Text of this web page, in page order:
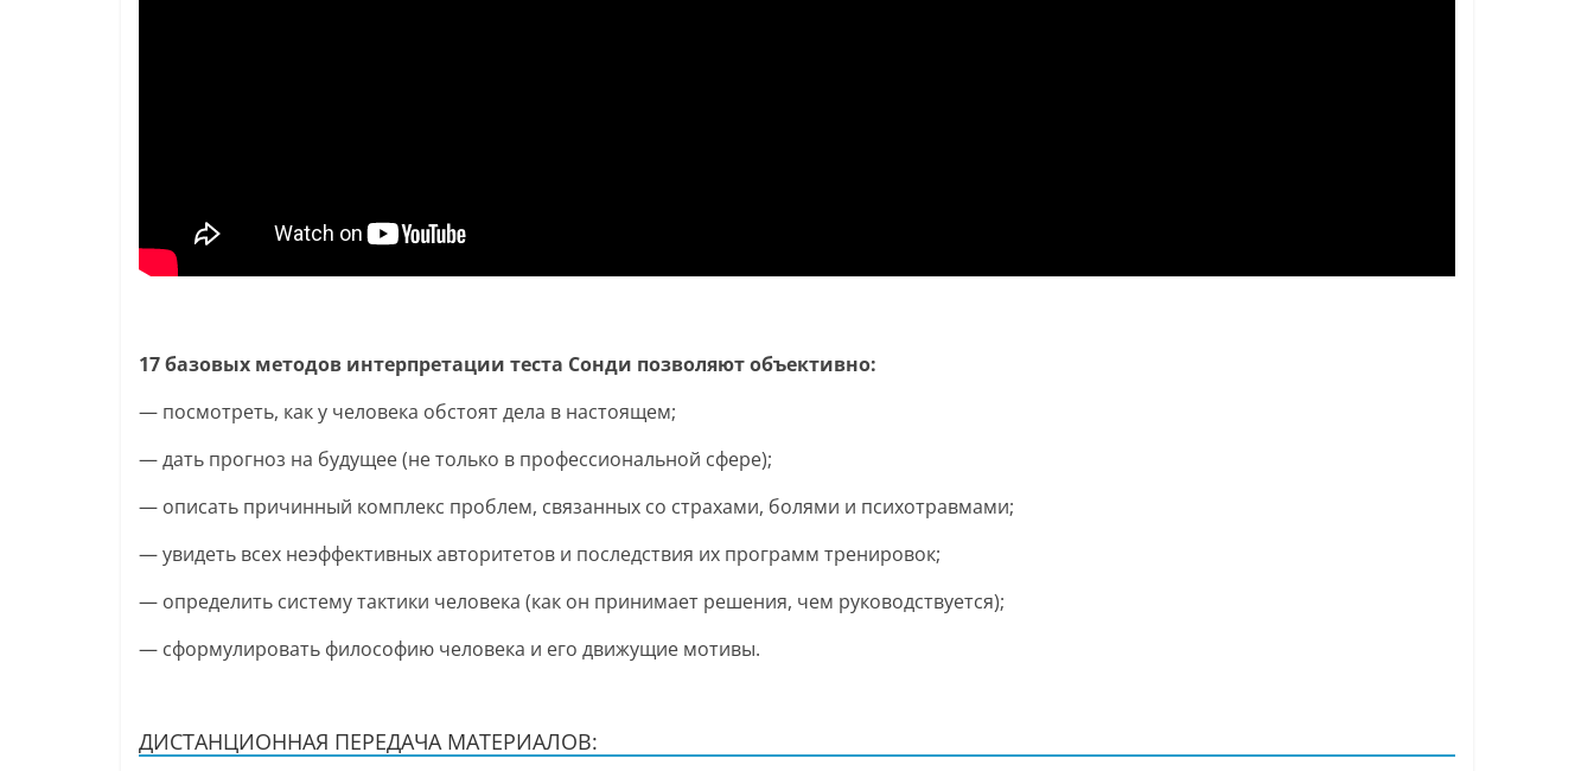
17 базовых методов интерпретации теста Сонди позволяют объективно:
— посмотреть, как у человека обстоят дела в настоящем;
— дать прогноз на будущее (не только в профессиональной сфере);
— описать причинный комплекс проблем, связанных со страхами, болями и психотравмами;
— увидеть всех неэффективных авторитетов и последствия их программ тренировок;
— определить систему тактики человека (как он принимает решения, чем руководствуется);
— сформулировать философию человека и его движущие мотивы.
ДИСТАНЦИОННАЯ ПЕРЕДАЧА МАТЕРИАЛОВ: